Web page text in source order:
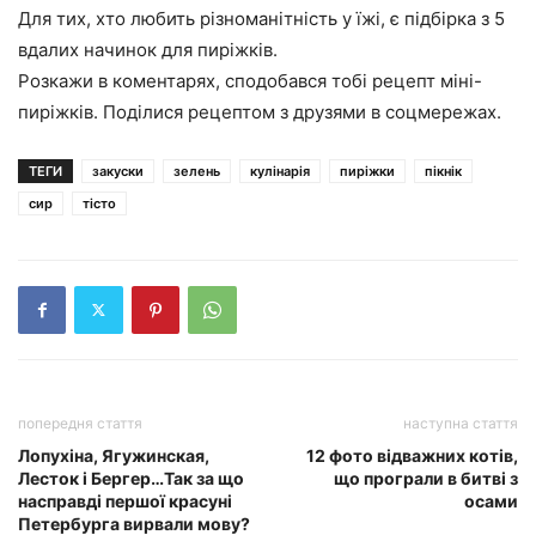
Для тих, хто любить різноманітність у їжі, є підбірка з 5
вдалих начинок для пиріжків.
Розкажи в коментарях, сподобався тобі рецепт міні-
пиріжків. Поділися рецептом з друзями в соцмережах.
ТЕГИ закуски зелень кулінарія пиріжки
пікнік
сир
тісто
попередня стаття
Лопухіна, Ягужинская,
Лесток і Бергер…Так за що
насправді першої красуні
Петербурга вирвали мову?
наступна стаття
12 фото відважних котів,
що програли в битві з
осами